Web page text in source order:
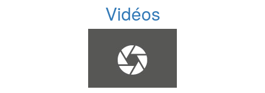
Vidéos